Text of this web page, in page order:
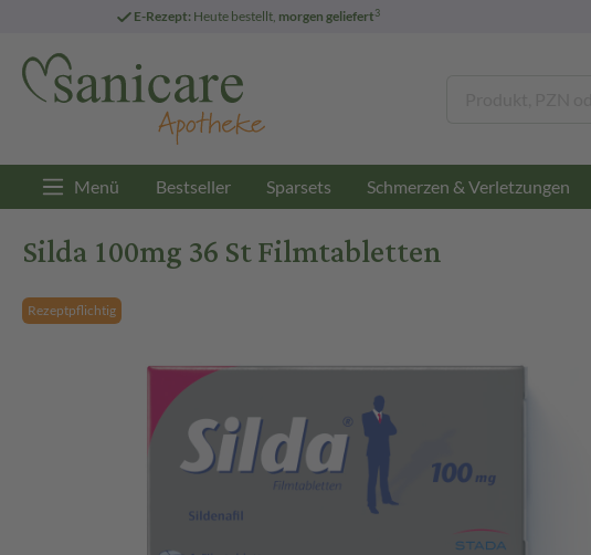
E-Rezept: Heute bestellt, morgen geliefert3
Menü Bestseller Sparsets Schmerzen & Verletzungen
Silda 100mg 36 St Filmtabletten
Rezeptpflichtig